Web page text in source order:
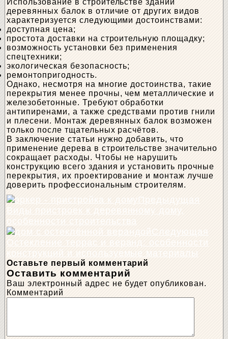
Использование в строительстве зданий
деревянных балок в отличие от других видов
характеризуется следующими достоинствами:
доступная цена;
простота доставки на строительную площадку;
возможность установки без применения
спецтехники;
экологическая безопасность;
ремонтопригодность.
Однако, несмотря на многие достоинства, такие
перекрытия менее прочны, чем металлические и
железобетонные. Требуют обработки
антипиренами, а также средствами против гнили
и плесени. Монтаж деревянных балок возможен
только после тщательных расчётов.
В заключение статьи нужно добавить, что
применение дерева в строительстве значительно
сокращает расходы. Чтобы не нарушить
конструкцию всего здания и установить прочные
перекрытия, их проектирование и монтаж лучше
доверить профессиональным строителям.
Предыдущая
Виды пристроек к деревянному дому,
особенности строительства
Следующая
Остекление террас и веранд: особенности
конструкций и используемые материалы
Оставьте первый комментарий
Оставить комментарий
Ваш электронный адрес не будет опубликован.
Комментарий